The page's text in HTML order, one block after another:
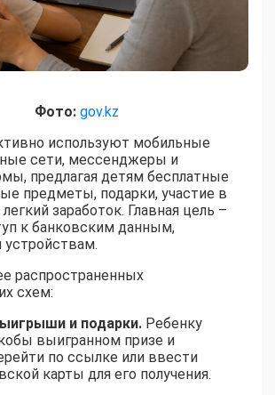
Фото:gov.kz
используют мобильные
сети, мессенджеры и
предлагая детям бесплатные
предметы, подарки, участие в
заработок. Главная цель –
к банковским данным,
устройствам.
распространенных
схем:
и подарки. Ребенку
выигранном призе и
по ссылке или ввести
карты для его получения.